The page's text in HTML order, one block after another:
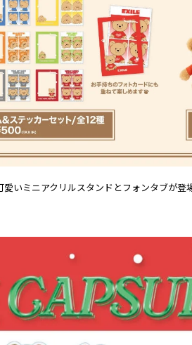
愛いミニアクリルスタンドとフォンタブが